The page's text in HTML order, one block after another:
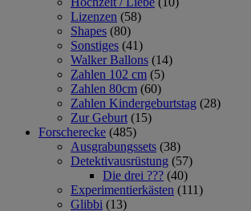
Lizenzen (58)
Shapes (80)
Sonstiges (41)
Walker Ballons (14)
Zahlen 102 cm (5)
Zahlen 80cm (60)
Zahlen Kindergeburtstag (28)
Zur Geburt (15)
Forscherecke (485)
Ausgrabungssets (38)
Detektivausrüstung (57)
Die drei ??? (40)
Experimentierkästen (111)
Glibbi (13)